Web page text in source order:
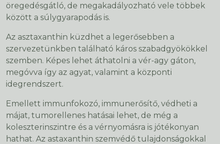
öregedésgátló, de megakadályozható vele többek
között a súlygyarapodás is.
Az asztaxanthin küzdhet a legerősebben a
szervezetünkben található káros szabadgyökökkel
szemben. Képes lehet áthatolni a vér-agy gáton,
megóvva így az agyat, valamint a központi
idegrendszert.
Emellett immunfokozó, immunerősítő, védheti a
májat, tumorellenes hatásai lehet, de még a
koleszterinszintre és a vérnyomásra is jótékonyan
hathat. Az astaxanthin szemvédő tulajdonságokkal